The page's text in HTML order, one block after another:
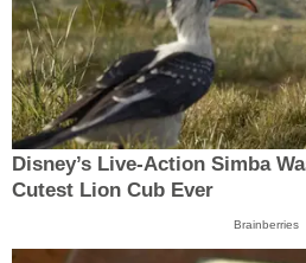
Disney’s Live-Action Simba
Cutest Lion Cub Ever
Brainberries